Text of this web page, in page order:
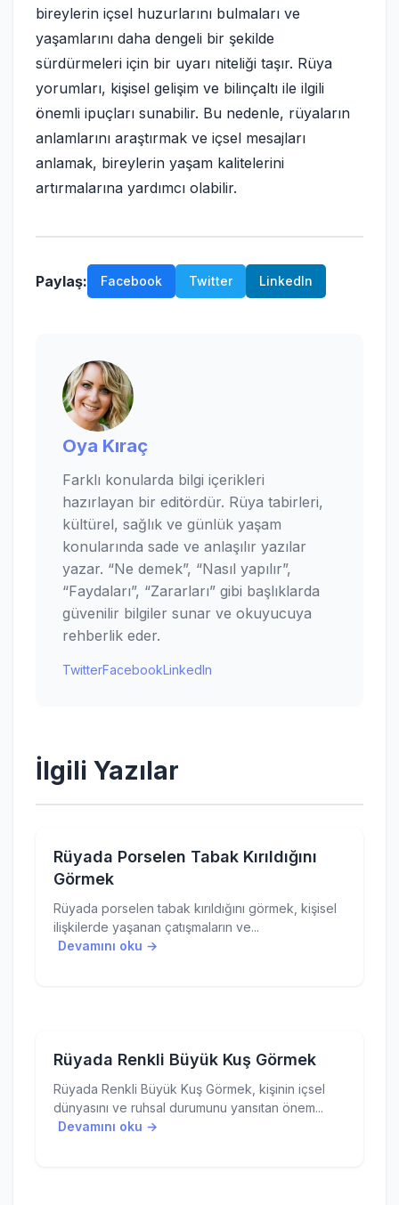
bireylerin içsel huzurlarını bulmaları ve
yaşamlarını daha dengeli bir şekilde
sürdürmeleri için bir uyarı niteliği taşır. Rüya
yorumları, kişisel gelişim ve bilinçaltı ile ilgili
önemli ipuçları sunabilir. Bu nedenle, rüyaların
anlamlarını araştırmak ve içsel mesajları
anlamak, bireylerin yaşam kalitelerini
artırmalarına yardımcı olabilir.
Paylaş: Facebook Twitter LinkedIn
Oya Kıraç
Farklı konularda bilgi içerikleri
hazırlayan bir editördür. Rüya tabirleri,
kültürel, sağlık ve günlük yaşam
konularında sade ve anlaşılır yazılar
yazar. “Ne demek”, “Nasıl yapılır”,
“Faydaları”, “Zararları” gibi başlıklarda
güvenilir bilgiler sunar ve okuyucuya
rehberlik eder.
TwitterFacebookLinkedIn
İlgili Yazılar
Rüyada Porselen Tabak Kırıldığını
Görmek
Rüyada porselen tabak kırıldığını görmek, kişisel
ilişkilerde yaşanan çatışmaların ve...
Devamını oku →
Rüyada Renkli Büyük Kuş Görmek
Rüyada Renkli Büyük Kuş Görmek, kişinin içsel
dünyasını ve ruhsal durumunu yansıtan önem...
Devamını oku →